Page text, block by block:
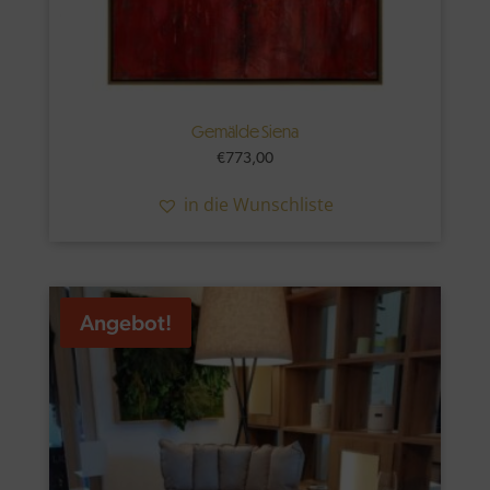
Gemälde Siena
€773,00
in die Wunschliste
Angebot!